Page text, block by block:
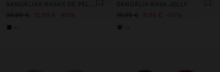
SANDÁLIAS RASAS DE PELE ESTAMPADO ANIMAL
39,99 €
15,99 € 60%
SANDÁLIA RASA JELLY
19,99 €
9,99 € 50%